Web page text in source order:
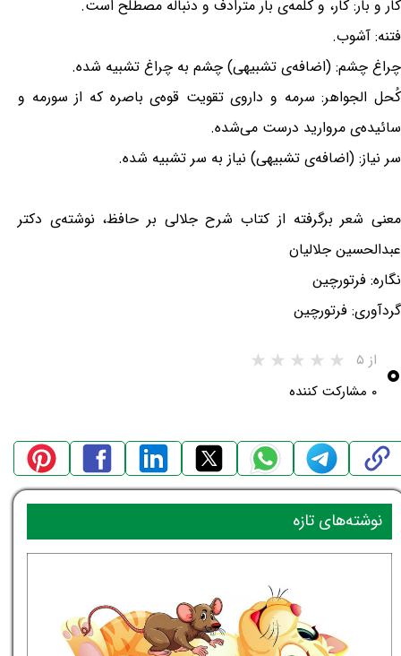
کار و بار: کار، و کلمه‌ی بار مترادف و دنباله مصطلح است.
فتنه: آشوب.
چراغ چشم: (اضافه‌ی تشبیهی) چشم به چراغ تشبیه شده.
کُحل ‌الجواهر: سرمه و داروی تقویت قوه‌ی باصره که از سورمه و
سائیده‌ی مروارید درست می‌شده.
سر نیاز: (اضافه‌ی تشبیهی) نیاز به سر تشبیه شده.
معنی شعر برگرفته از کتاب شرح جلالی بر حافظ، نوشته‌ی دکتر
عبدالحسین جلالیان
نگاره: فرتورچین
گردآوری: فرتورچین
۰ از ۵
۰ مشارکت کننده
نوشته‌های تازه